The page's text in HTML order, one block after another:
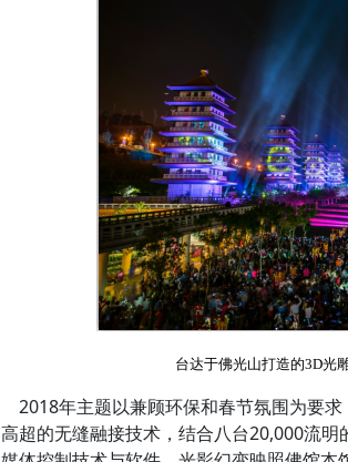
台达于佛光山打造的3D光
2018年主题以兼顾环保和春节氛围为要
高超的无缝融接技术，结合八台20,000流